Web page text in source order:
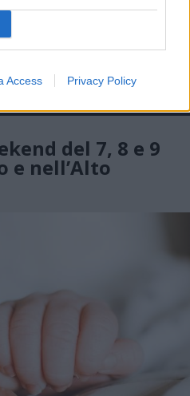
Access Privacy Policy
del 7, 8 e 9
e nell’Alto